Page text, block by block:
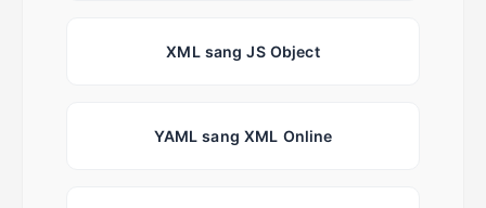
XML sang JS Object
YAML sang XML Online